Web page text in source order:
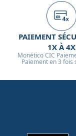
connectique
PAIEMENT
1X À 4X
Monético CIC
Paiement en 3 fois